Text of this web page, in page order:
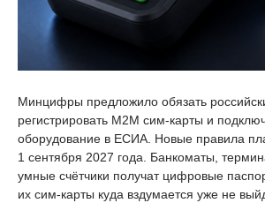
Минцифры предложило обязать
регистрировать M2M сим-карты и
оборудование в ЕСИА. Новые правила
1 сентября 2027 года. Банкоматы,
умные счётчики получат цифровые
их сим-карты куда вздумается уже не